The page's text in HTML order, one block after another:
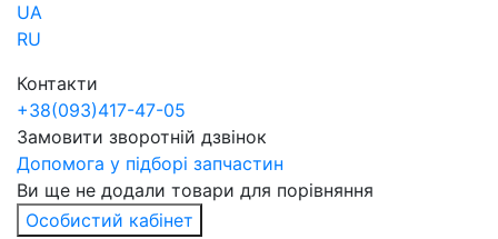
UA
RU
Контакти
+38(093)417-47-05
Замовити зворотній дзвінок
Допомога у підборі запчастин
Ви ще не додали товари для порівняння
Особистий кабінет